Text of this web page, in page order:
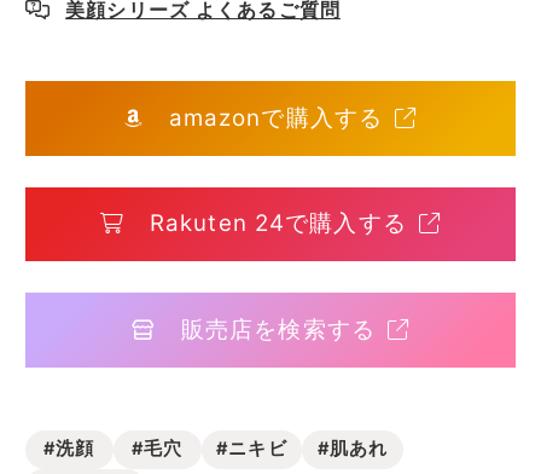
美顔シリーズ よくあるご質問
amazonで購入する
Rakuten 24で購入する
販売店を検索する
#洗顔 #毛穴 #ニキビ
#肌あれ